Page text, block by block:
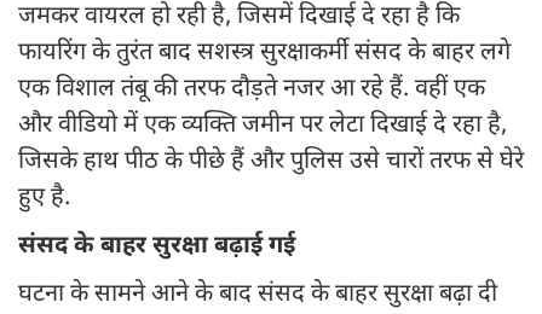
जमकर वायरल हो रही है, जिसमें दिखाई दे रहा है कि
फायरिंग के तुरंत बाद सशस्त्र सुरक्षाकर्मी संसद के बाहर लगे
एक विशाल तंबू की तरफ दौड़ते नजर आ रहे हैं. वहीं एक
और वीडियो में एक व्यक्ति जमीन पर लेटा दिखाई दे रहा है,
जिसके हाथ पीठ के पीछे हैं और पुलिस उसे चारों तरफ से घेरे
हुए है.
संसद के बाहर सुरक्षा बढ़ाई गई
घटना के सामने आने के बाद संसद के बाहर सुरक्षा बढ़ा दी